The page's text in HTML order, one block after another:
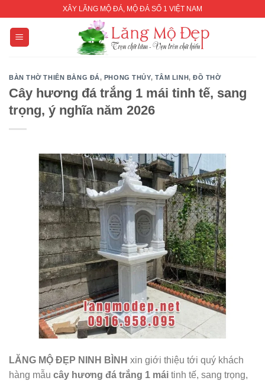
content
XÂY LĂNG MỘ ĐÁ, MỘ ĐÁ SỐ 1 VIỆT NAM
BÀN THỜ THIÊN BẰNG ĐÁ, PHONG THỦY, TÂM LINH,ĐỒ THỜ
Cây hương đá trắng 1 mái tinh tế, sang
trọng, ý nghĩa năm 2026
LĂNG MỘ ĐẸP NINH BÌNH xin giới thiệu tới quý khách
hàng mẫu cây hương đá trắng 1 mái tinh tế, sang trọng,